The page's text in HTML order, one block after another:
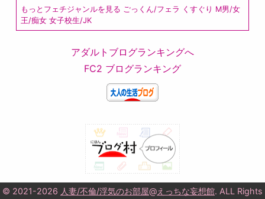
もっとフェチジャンルを見る ごっくん/フェラ くすぐり M男/女
王/痴女 女子校生/JK
アダルトブログランキングへ
FC2 ブログランキング
© 2021-2026 人妻/不倫/浮気のお部屋@えっちな妄想館. ALL Rights